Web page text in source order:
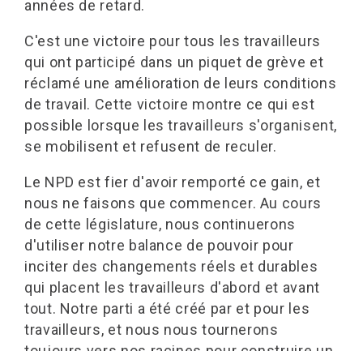
années de retard.
C'est une victoire pour tous les travailleurs
qui ont participé dans un piquet de grève et
réclamé une amélioration de leurs conditions
de travail. Cette victoire montre ce qui est
possible lorsque les travailleurs s'organisent,
se mobilisent et refusent de reculer.
Le NPD est fier d'avoir remporté ce gain, et
nous ne faisons que commencer. Au cours
de cette législature, nous continuerons
d'utiliser notre balance de pouvoir pour
inciter des changements réels et durables
qui placent les travailleurs d'abord et avant
tout. Notre parti a été créé par et pour les
travailleurs, et nous nous tournerons